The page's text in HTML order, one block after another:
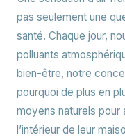
pas seulement une
santé. Chaque jour,
polluants
bien-être, notre
pourquoi de plus en
moyens naturels pour
l’intérieur de leur